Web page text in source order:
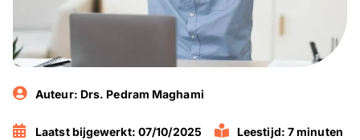
Auteur: Drs. Pedram Maghami
Laatst bijgewerkt: 07/10/2025 Leestijd: 7 minuten